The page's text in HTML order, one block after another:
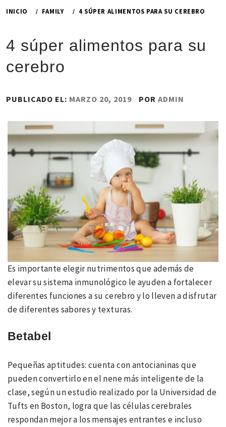
INICIO FAMILY 4 SÚPER ALIMENTOS PARA SU CEREBRO
4 súper alimentos para su
cerebro
PUBLICADO EL: MARZO 20, 2019 POR ADMIN
Es importante elegir nutrimentos que además de
elevar su sistema inmunológico le ayuden a fortalecer
diferentes funciones a su cerebro y lo lleven a disfrutar
de diferentes sabores y texturas.
Betabel
Pequeñas aptitudes: cuenta con antocianinas que
pueden convertirlo en el nene más inteligente de la
clase, según un estudio realizado por la Universidad de
Tufts en Boston, logra que las células cerebrales
respondan mejor a los mensajes entrantes e incluso